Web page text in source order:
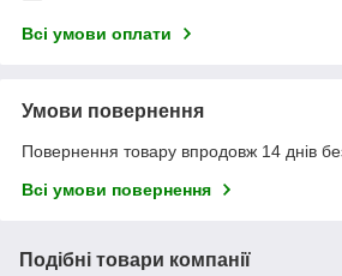
Всі умови оплати
Умови повернення
Повернення товару впродовж 14 днів
Всі умови повернення
Подібні товари компанії